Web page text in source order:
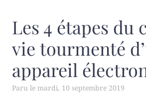
Les 4 étapes du
vie tourmenté
appareil
mardi, 10 septembre 2019